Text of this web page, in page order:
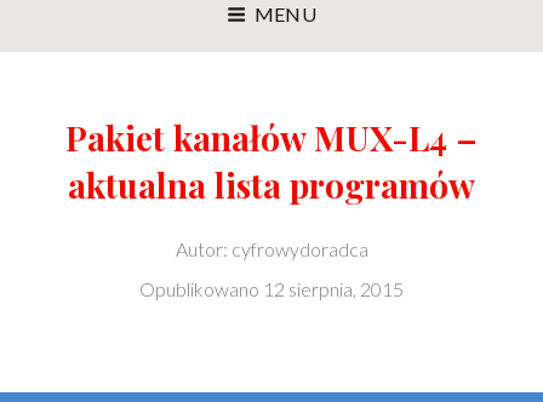
MENU
Pakiet kanałów MUX-L4 –
aktualna lista programów
Autor: cyfrowydoradca
Opublikowano 12 sierpnia, 2015